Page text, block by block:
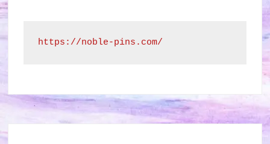
https://noble-pins.com/